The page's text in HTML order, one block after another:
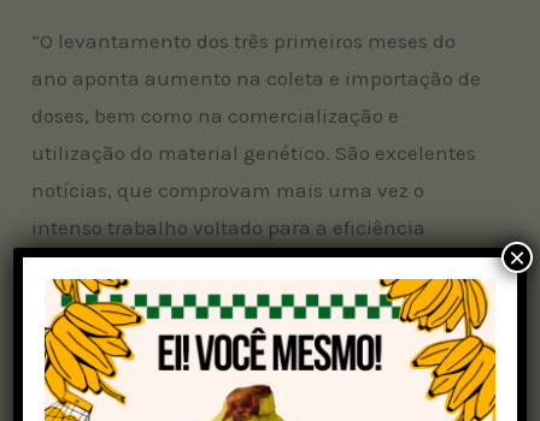
“O levantamento dos três primeiros meses do
ano aponta aumento na coleta e importação de
doses, bem como na comercialização e
utilização do material genético. São excelentes
notícias, que comprovam mais uma vez o
intenso trabalho voltado para a eficiência
produtiva
tanto na pecuária de corte quanto de leite”,
considera a diretora-executiva da Asbia, Lilian
Matimoto.
×